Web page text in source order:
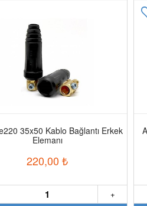
35x50 Kablo Bağlantı Erkek
Elemanı
220,00 ₺
+